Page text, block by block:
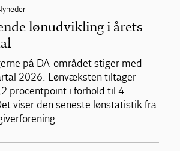
lønudvikling i årets
på DA-området stiger med
2026. Lønvæksten tiltager
procentpoint i forhold til 4.
viser den seneste lønstatistik fra